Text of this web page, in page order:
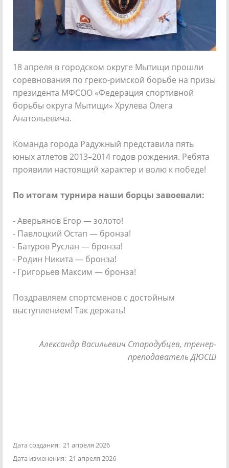
18 апреля в городском округе Мытищи прошли
соревнования по греко-римской борьбе на призы
президента МФСОО «Федерация спортивной
борьбы округа Мытищи» Хрулева Олега
Анатольевича.
Команда города Радужный представила пять
юных атлетов 2013–2014 годов рождения. Ребята
проявили настоящий характер и волю к победе!
По итогам турнира наши борцы завоевали:
- Аверьянов Егор — золото!
- Павлоцкий Остап — бронза!
- Батуров Руслан — бронза!
- Родин Никита — бронза!
- Григорьев Максим — бронза!
Поздравляем спортсменов с достойным
выступлением! Так держать!
Александр Васильевич Стародубцев, тренер-
преподаватель ДЮСШ
Дата создания: 21 апреля 2026
Дата изменения: 21 апреля 2026